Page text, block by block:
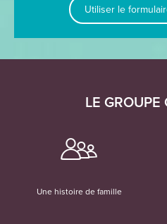
Utiliser le
LE GROUPE
Une histoire de famille